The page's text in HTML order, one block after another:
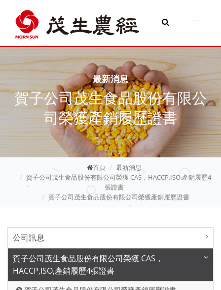
Toggle
最新消息
賀子公司茂生食品股份有限公
司榮獲產銷履歷證書
首頁
最新消息
賀子公司茂生食品股份有限公司榮獲 CAS，HACCP,ISO,產銷履歷4
張證書
賀子公司茂生食品股份有限公司榮獲產銷履歷證書
公司訊息
賀子公司茂生食品股份有限公司榮獲 CAS，
HACCP,ISO,產銷履歷4張證書